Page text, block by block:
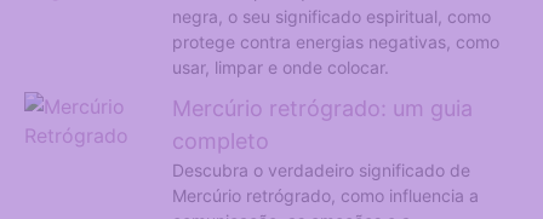
negra, o seu significado espiritual, como
protege contra energias negativas, como
usar, limpar e onde colocar.
Mercúrio retrógrado: um guia
completo
Descubra o verdadeiro significado de
Mercúrio retrógrado, como influencia a
seus interesses
e
comportamento
aumenta a
conteúdo e
ofertas